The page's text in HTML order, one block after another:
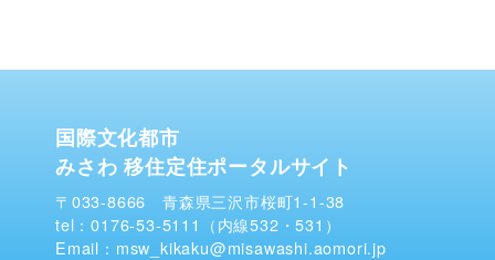
国際文化都市
みさわ 移住定住ポータルサイト
〒033-8666 青森県三沢市桜町1-1-38
tel：0176-53-5111（内線532・531）
Email：msw_kikaku@misawashi.aomori.jp